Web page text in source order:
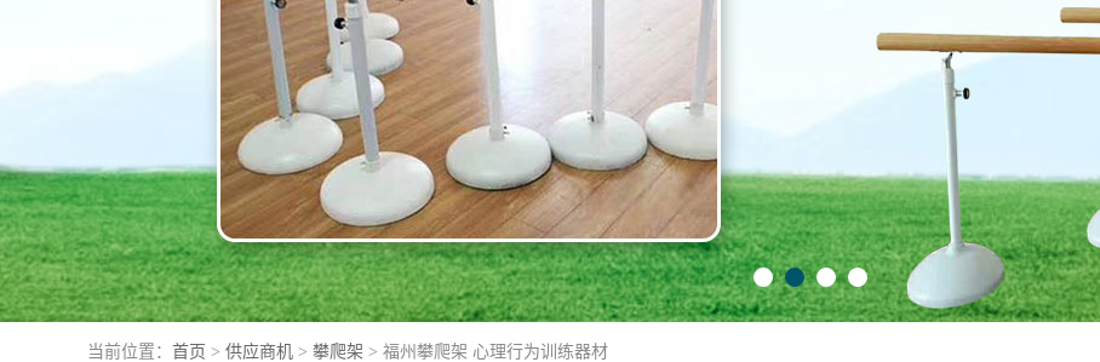
当前位置： 首页 > 供应商机 > 攀爬架 > 福州攀爬架 心理行为训练器材